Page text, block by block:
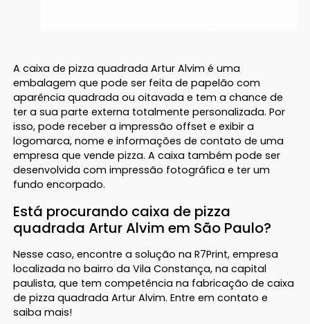
A caixa de pizza quadrada Artur Alvim é uma
embalagem que pode ser feita de papelão com
aparência quadrada ou oitavada e tem a chance de
ter a sua parte externa totalmente personalizada. Por
isso, pode receber a impressão offset e exibir a
logomarca, nome e informações de contato de uma
empresa que vende pizza. A caixa também pode ser
desenvolvida com impressão fotográfica e ter um
fundo encorpado.
Está procurando caixa de pizza
quadrada Artur Alvim em São Paulo?
Nesse caso, encontre a solução na R7Print, empresa
localizada no bairro da Vila Constança, na capital
paulista, que tem competência na fabricação de caixa
de pizza quadrada Artur Alvim. Entre em contato e
saiba mais!